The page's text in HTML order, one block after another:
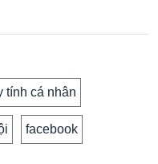
tính cá nhân
facebook